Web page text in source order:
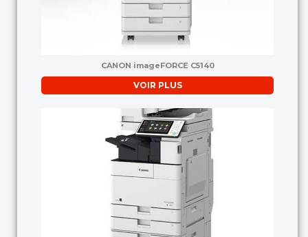
CANON imageFORCE C5140
VOIR PLUS